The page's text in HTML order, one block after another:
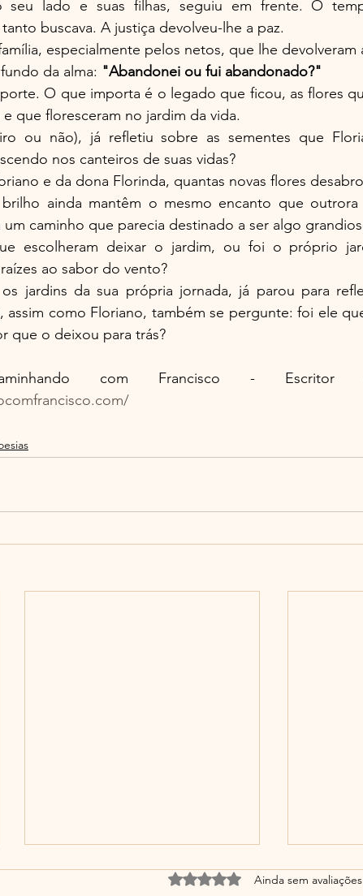
seu lado e suas filhas, seguiu em frente. O
buscava. A justiça devolveu-lhe a paz.
especialmente pelos netos, que lhe devolveram
da alma: "Abandonei ou fui abandonado?"
O que importa é o legado que ficou, as flores
que floresceram no jardim da vida.
ou não), já refletiu sobre as sementes que
nos canteiros de suas vidas?
e da dona Florinda, quantas novas flores
ainda mantêm o mesmo encanto que outrora
caminho que parecia destinado a ser algo
escolheram deixar o jardim, ou foi o próprio
ao sabor do vento?
jardins da sua própria jornada, já parou para
assim como Floriano, também se pergunte: foi ele
que o deixou para trás?
Avaliado com 0 de 5 estrelas.
Ainda sem avaliações